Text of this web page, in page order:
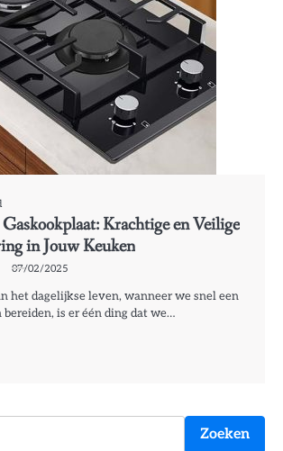
Krachtige en Veilige
in Jouw Keuken
07/02/2025
het dagelijkse leven, wanneer we snel een
is er één ding dat we…
Zoeken